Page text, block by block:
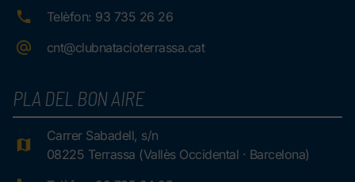
Telèfon: 93 735 26 26
cnt@clubnatacioterrassa.cat
PLA DEL BON AIRE
Carrer Sabadell, s/n
08225 Terrassa (Vallès Occidental · Barcelona)